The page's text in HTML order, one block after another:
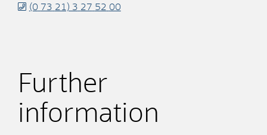
(0 73 21) 3 27 52 00
Further
information